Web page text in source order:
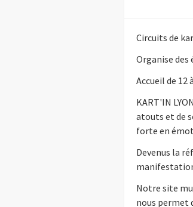
Circuits de
Organise
Accueil de 12
KART'IN
atouts et de
forte en
Devenus la
Notre site
nous permet